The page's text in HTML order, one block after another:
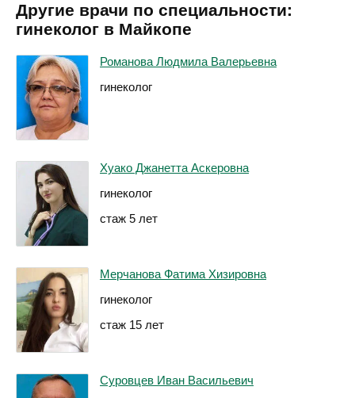
Другие врачи по специальности:
гинеколог в Майкопе
Романова Людмила Валерьевна
гинеколог
Хуако Джанетта Аскеровна
гинеколог
стаж 5 лет
Мерчанова Фатима Хизировна
гинеколог
стаж 15 лет
Суровцев Иван Васильевич